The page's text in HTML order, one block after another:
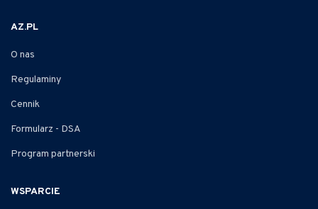
AZ.PL
O nas
Regulaminy
Cennik
Formularz - DSA
Program partnerski
WSPARCIE